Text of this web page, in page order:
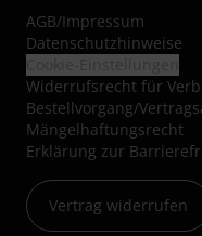
AGB/Impressum
Datenschutzhinweise
Widerrufsrecht für
Bestellvorgang/
Mängelhaftungsrecht
Erklärung zur
Vertrag widerrufen